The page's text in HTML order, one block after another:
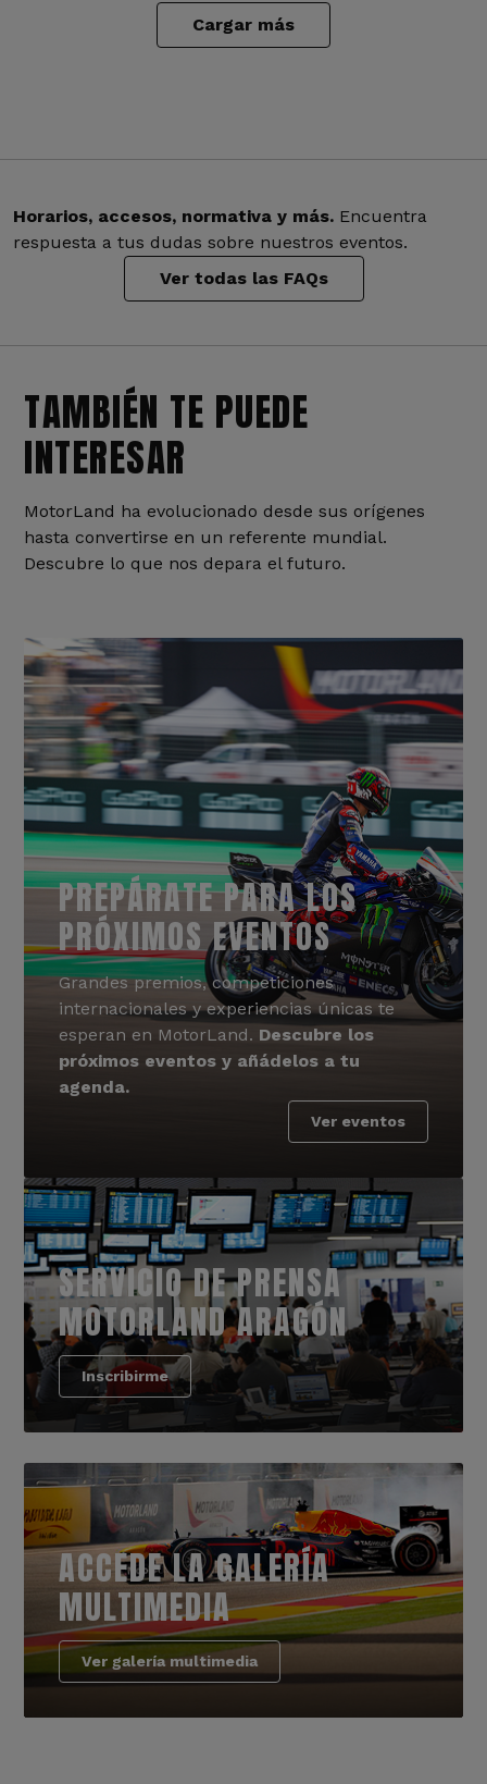
Cargar más
Horarios, accesos, normativa y más. Encuentra
respuesta a tus dudas sobre nuestros eventos.
Ver todas las FAQs
TAMBIÉN TE PUEDE
INTERESAR
MotorLand ha evolucionado desde sus orígenes
hasta convertirse en un referente mundial.
Descubre lo que nos depara el futuro.
PREPÁRATE PARA LOS
PRÓXIMOS EVENTOS
Grandes premios, competiciones
internacionales y experiencias únicas te
esperan en MotorLand. Descubre los
próximos eventos y añádelos a tu
agenda.
Ver eventos
SERVICIO DE PRENSA
MOTORLAND ARAGÓN
Inscribirme
ACCEDE LA GALERÍA
MULTIMEDIA
Ver galería multimedia